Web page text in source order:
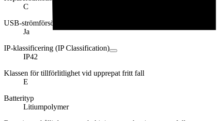
C
USB-strömförsörjning (USB PD)
Ja
IP-klassificering (IP Classification)
IP42
Klassen för tillförlitlighet vid upprepat fritt fall
E
Batterityp
Litiumpolymer